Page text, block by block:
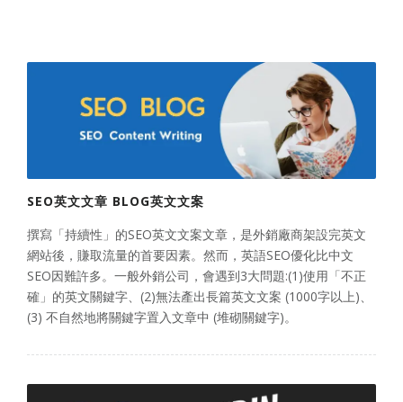
SEO英文文章 BLOG英文文案
撰寫「持續性」的SEO英文文案文章，是外銷廠商架設完英文
網站後，賺取流量的首要因素。然而，英語SEO優化比中文
SEO因難許多。一般外銷公司，會遇到3大問題:(1)使用「不正
確」的英文關鍵字、(2)無法產出長篇英文文案 (1000字以上)、
(3) 不自然地將關鍵字置入文章中 (堆砌關鍵字)。